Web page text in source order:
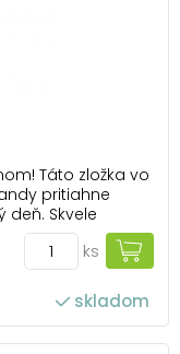
Táto zložka vo
pritiahne
Skvele
ktoré
zapínanie...
ks
skladom